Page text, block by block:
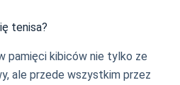
tenisa?
pamięci kibiców nie tylko ze
ale przede wszystkim przez